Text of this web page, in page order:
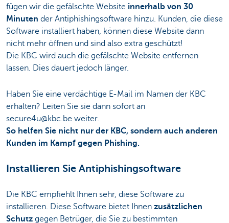
fügen wir die gefälschte Website innerhalb von 30
Minuten der Antiphishingsoftware hinzu. Kunden, die diese
Software installiert haben, können diese Website dann
nicht mehr öffnen und sind also extra geschützt!
Die KBC wird auch die gefälschte Website entfernen
lassen. Dies dauert jedoch länger.
Haben Sie eine verdächtige E-Mail im Namen der KBC
erhalten? Leiten Sie sie dann sofort an
secure4u@kbc.be weiter.
So helfen Sie nicht nur der KBC, sondern auch anderen
Kunden im Kampf gegen Phishing.
Installieren Sie Antiphishingsoftware
Die KBC empfiehlt Ihnen sehr, diese Software zu
installieren. Diese Software bietet Ihnen zusätzlichen
Schutz gegen Betrüger, die Sie zu bestimmten